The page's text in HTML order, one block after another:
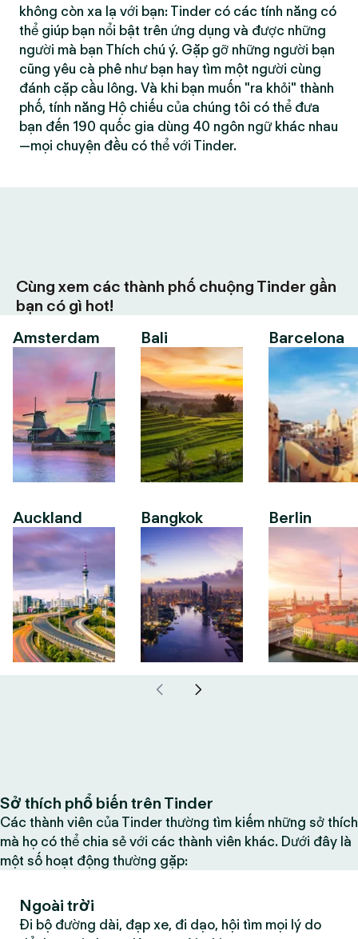
không còn xa lạ với bạn: Tinder có các tính năng có
thể giúp bạn nổi bật trên ứng dụng và được những
người mà bạn Thích chú ý. Gặp gỡ những người bạn
cũng yêu cà phê như bạn hay tìm một người cùng
đánh cặp cầu lông. Và khi bạn muốn "ra khỏi" thành
phố, tính năng Hộ chiếu của chúng tôi có thể đưa
bạn đến 190 quốc gia dùng 40 ngôn ngữ khác nhau
—mọi chuyện đều có thể với Tinder.
Cùng xem các thành phố chuộng Tinder gần
bạn có gì hot!
Amsterdam
Auckland
Bali
Bangkok
Barcelona
Berlin
Sở thích phổ biến trên Tinder
Các thành viên của Tinder thường tìm kiếm những sở thích
mà họ có thể chia sẻ với các thành viên khác. Dưới đây là
một số hoạt động thường gặp:
Ngoài trời
Đi bộ đường dài, đạp xe, đi dạo, hội tìm mọi lý do